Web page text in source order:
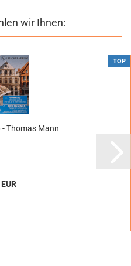
wir Ihnen:
TOP
Thomas Mann